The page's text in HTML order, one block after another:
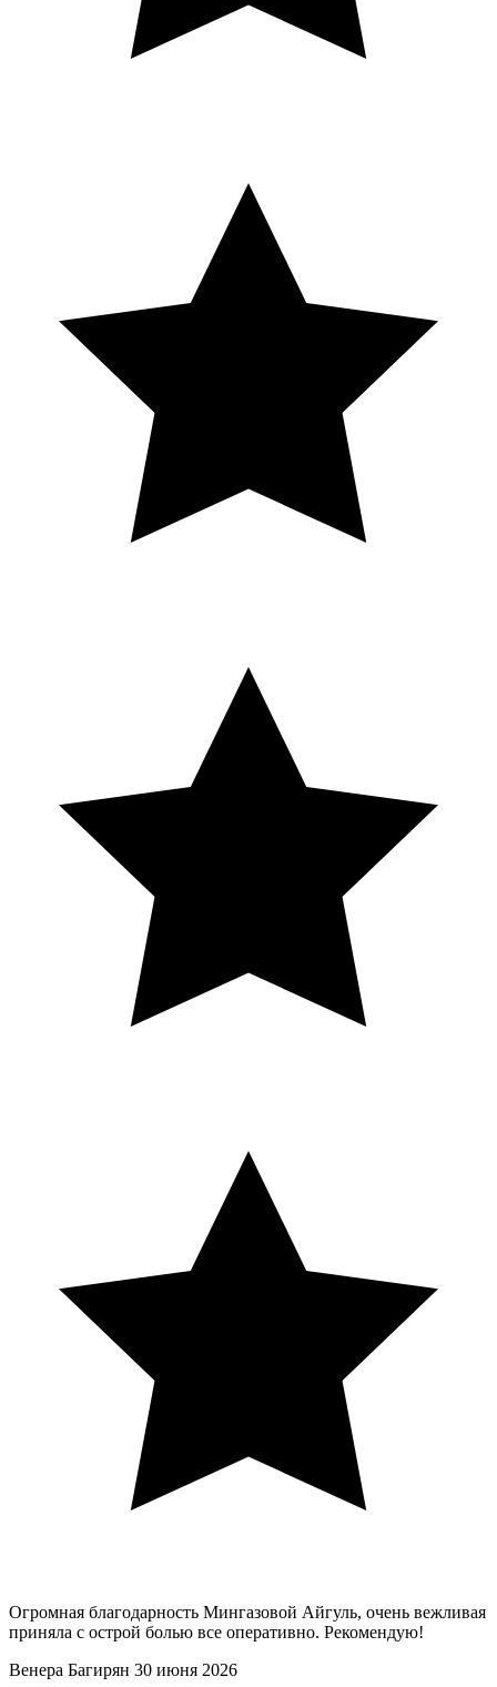
Огромная благодарность Мингазовой Айгуль, очень вежливая
приняла с острой болью все оперативно. Рекомендую!
Венера Багирян 30 июня 2026